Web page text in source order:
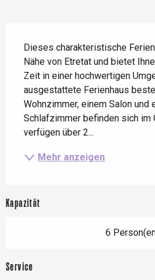
Dieses charakteristische
Nähe von Etretat und bietet
Zeit in einer hochwertigen
ausgestattete Ferienhaus
Wohnzimmer, einem Salon und
Schlafzimmer befinden sich im
verfügen über 2...
Mehr anzeigen
Kapazität
6
Service